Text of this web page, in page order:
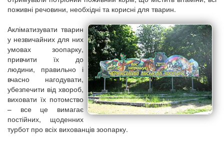
поживні речовини, необхідні та корисні для тварин.
Акліматизувати тварин
у незвичайних для них
умовах зоопарку,
привчити їх до
людини, правильно і
вчасно нагодувати,
убезпечити від хвороб,
виховати їх потомство
– все це вимагає
постійних, щоденних
турбот про всіх вихованців зоопарку.